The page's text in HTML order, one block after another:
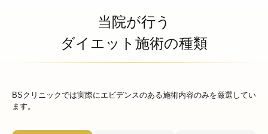
当院が行う
ダイエット施術の種類
BSクリニックでは実際にエビデンスのある施術内容のみを厳選してい
ます。